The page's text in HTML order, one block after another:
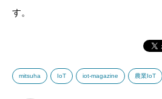
す。
mitsuha IoT iot-magazine 農業IoT